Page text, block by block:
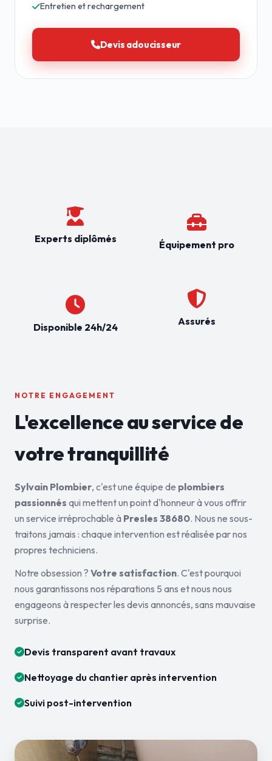
Entretien et rechargement
Devis adoucisseur
Experts diplômés
Disponible 24h/24
Équipement pro
Assurés
NOTRE ENGAGEMENT
L'excellence au service de
votre tranquillité
Sylvain Plombier, c'est une équipe de plombiers
passionnés qui mettent un point d'honneur à vous offrir
un service irréprochable à Presles 38680. Nous ne sous-
traitons jamais : chaque intervention est réalisée par nos
propres techniciens.
Notre obsession ? Votre satisfaction. C'est pourquoi
nous garantissons nos réparations 5 ans et nous nous
engageons à respecter les devis annoncés, sans mauvaise
surprise.
Devis transparent avant travaux
Nettoyage du chantier après intervention
Suivi post-intervention